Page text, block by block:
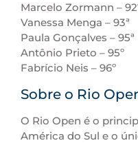
Marcelo Zormann –
Vanessa Menga – 93ª
Paula Gonçalves – 95ª
Antônio Prieto – 95º
Fabrício Neis – 96º
Sobre o Rio
O Rio Open é o
América do Sul e o